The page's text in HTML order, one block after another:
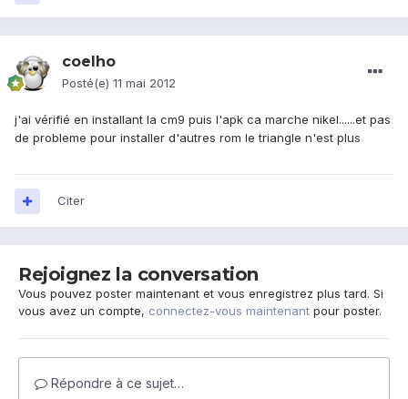
coelho
Posté(e) 11 mai 2012
j'ai vérifié en installant la cm9 puis l'apk ca marche nikel......et pas
de probleme pour installer d'autres rom le triangle n'est plus
Citer
Rejoignez la conversation
Vous pouvez poster maintenant et vous enregistrez plus tard. Si
vous avez un compte, connectez-vous maintenant pour poster.
Répondre à ce sujet…